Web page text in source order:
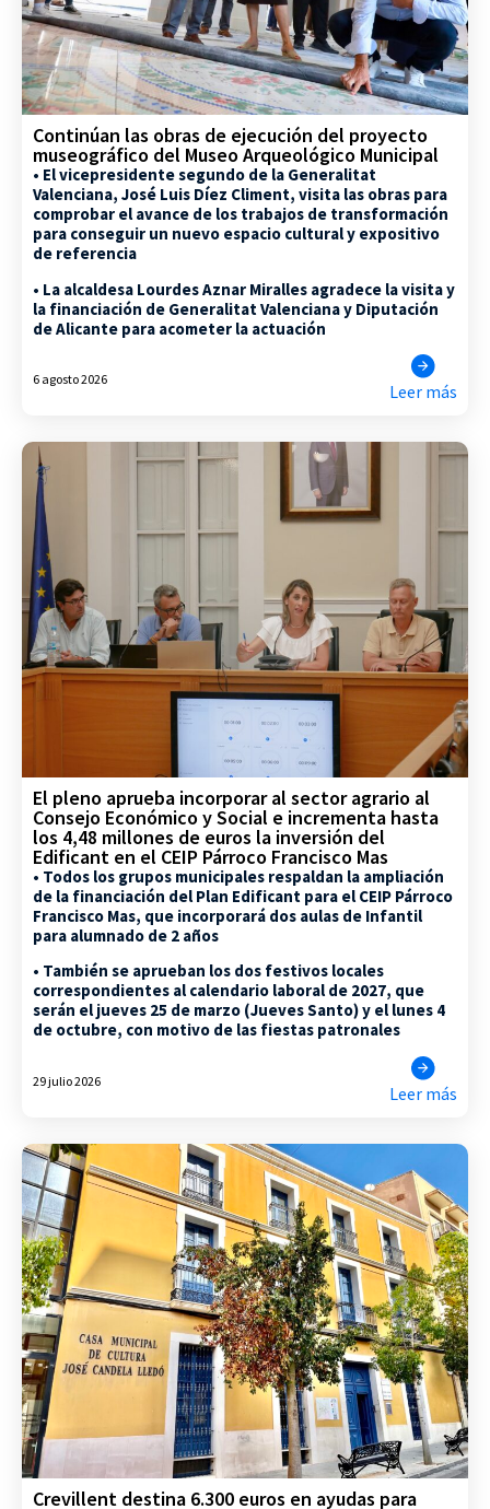
Continúan las obras de ejecución del proyecto
museográfico del Museo Arqueológico Municipal
• El vicepresidente segundo de la Generalitat
Valenciana, José Luis Díez Climent, visita las obras para
comprobar el avance de los trabajos de transformación
para conseguir un nuevo espacio cultural y expositivo
de referencia
• La alcaldesa Lourdes Aznar Miralles agradece la visita y
la financiación de Generalitat Valenciana y Diputación
de Alicante para acometer la actuación
6 agosto 2026
Leer más
El pleno aprueba incorporar al sector agrario al
Consejo Económico y Social e incrementa hasta
los 4,48 millones de euros la inversión del
Edificant en el CEIP Párroco Francisco Mas
• Todos los grupos municipales respaldan la ampliación
de la financiación del Plan Edificant para el CEIP Párroco
Francisco Mas, que incorporará dos aulas de Infantil
para alumnado de 2 años
• También se aprueban los dos festivos locales
correspondientes al calendario laboral de 2027, que
serán el jueves 25 de marzo (Jueves Santo) y el lunes 4
de octubre, con motivo de las fiestas patronales
29 julio 2026
Leer más
Crevillent destina 6.300 euros en ayudas para